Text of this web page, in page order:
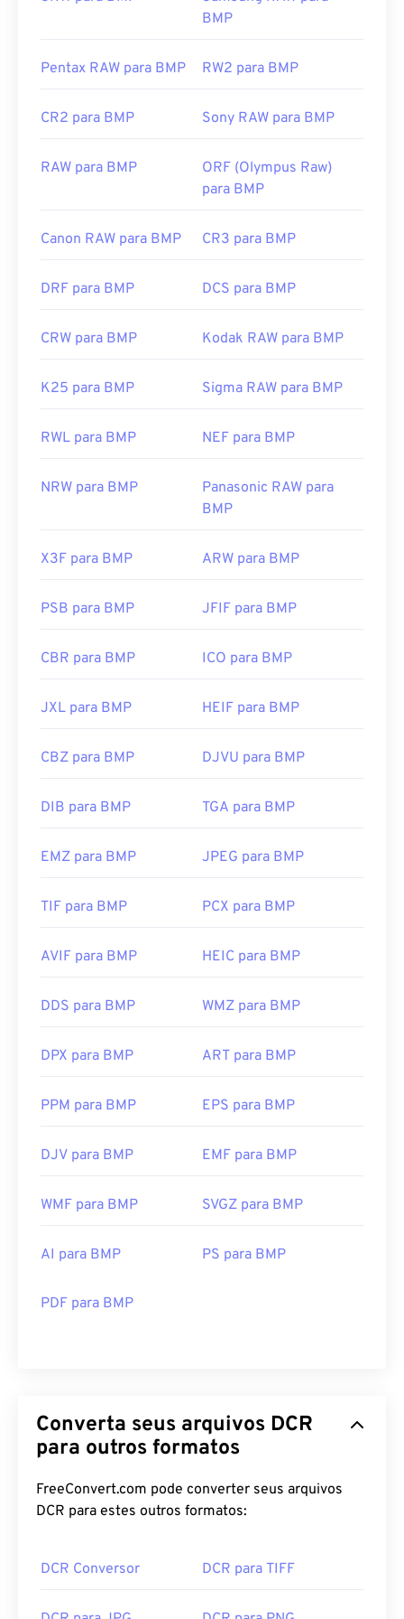
Lançamento inicial:20 de novembro de 1985
https://docs.microsoft.com/en-
us/windows/win32/gdi/bitmaps
BMP
Pentax RAW para BMP RW2 para BMP
CR2 para BMP Sony RAW para BMP
RAW para BMP
ORF (Olympus Raw)
para BMP
Canon RAW para BMP CR3 para BMP
DRF para BMP DCS para BMP
CRW para BMP Kodak RAW para BMP
K25 para BMP Sigma RAW para BMP
RWL para BMP NEF para BMP
NRW para BMP
Panasonic RAW para
BMP
X3F para BMP ARW para BMP
PSB para BMP JFIF para BMP
CBR para BMP ICO para BMP
JXL para BMP HEIF para BMP
CBZ para BMP DJVU para BMP
DIB para BMP TGA para BMP
EMZ para BMP JPEG para BMP
TIF para BMP PCX para BMP
AVIF para BMP HEIC para BMP
DDS para BMP WMZ para BMP
DPX para BMP ART para BMP
PPM para BMP EPS para BMP
DJV para BMP EMF para BMP
WMF para BMP SVGZ para BMP
AI para BMP PS para BMP
PDF para BMP
Converta seus arquivos DCR
para outros formatos
FreeConvert.com pode converter seus arquivos
DCR para estes outros formatos:
DCR Conversor DCR para TIFF